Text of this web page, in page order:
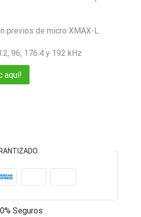
previos de micro XMAX-L
96, 176.4 y 192 kHz
aquí!
Seguros